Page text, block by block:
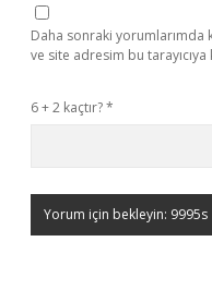
Daha sonraki yorumlarımda
ve site adresim bu
6 + 2 kaçtır?*